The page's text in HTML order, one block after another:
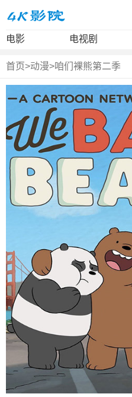
电影 电视剧
首页>动漫>咱们裸熊第二季